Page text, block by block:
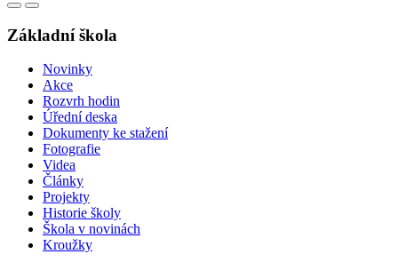
Základní škola
Novinky
Akce
Rozvrh hodin
Úřední deska
Dokumenty ke stažení
Fotografie
Videa
Články
Projekty
Historie školy
Škola v novinách
Kroužky